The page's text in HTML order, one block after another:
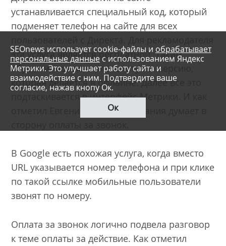
устанавливается специальный код, который
подменяет телефон на сайте для всех
эта услуга является бесплатной. Таким
образом, можно считать и ту конверсию,
которая делается в офлайне. Далее все это
подтаскивается в интерфейс Метрики. И как
отметил Евгений, сейчас компания думает в
В Google есть похожая услуга, когда вместо
URL указывается номер телефона и при клике
по такой ссылке мобильные пользователи
звонят по номеру.
Оплата за звонок логично подвела разговор
к теме оплаты за действие. Как отметил
SEOnews использует cookie-файлы и обрабатывает
персональные данныес использованием Яндекс
Метрики. Это улучшает работу сайта и
взаимодействие с ним. Подтвердите ваше
согласие, нажав кнопу Ок.
Ок